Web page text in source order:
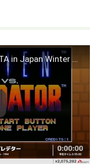
エイリアンVSプレデター – RTA in Japan Winter 2025